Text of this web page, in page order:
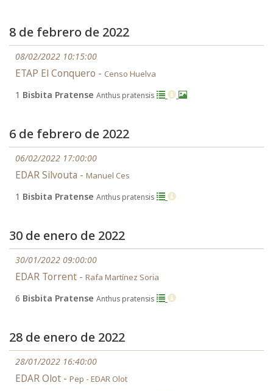
8 de febrero de 2022
08/02/2022 10:15:00
ETAP El Conquero - Censo Huelva
1 Bisbita Pratense Anthus pratensis
6 de febrero de 2022
06/02/2022 17:00:00
EDAR Silvouta - Manuel Ces
1 Bisbita Pratense Anthus pratensis
30 de enero de 2022
30/01/2022 09:00:00
EDAR Torrent - Rafa Martínez Soria
6 Bisbita Pratense Anthus pratensis
28 de enero de 2022
28/01/2022 16:40:00
EDAR Olot - Pep - EDAR Olot